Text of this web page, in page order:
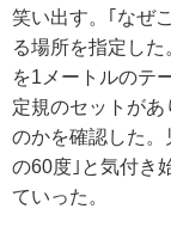
笑い出す。｢なぜ
る場所を指定し
を1メートルのテ
定規のセットが
のかを確認した。
の60度｣と気付き
ていった。